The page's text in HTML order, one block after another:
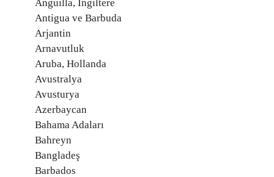
Anguilla, İngiltere
Antigua ve Barbuda
Arjantin
Arnavutluk
Aruba, Hollanda
Avustralya
Avusturya
Azerbaycan
Bahama Adaları
Bahreyn
Bangladeş
Barbados